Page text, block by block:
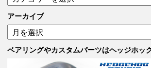
べ
て
の
カ
テ
アーカイブ
ア
ー
カ
ベアリングやカスタムパーツはヘッジホッ